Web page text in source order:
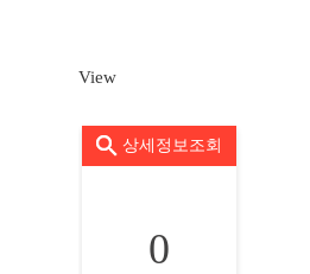
View
상세정보조회
0